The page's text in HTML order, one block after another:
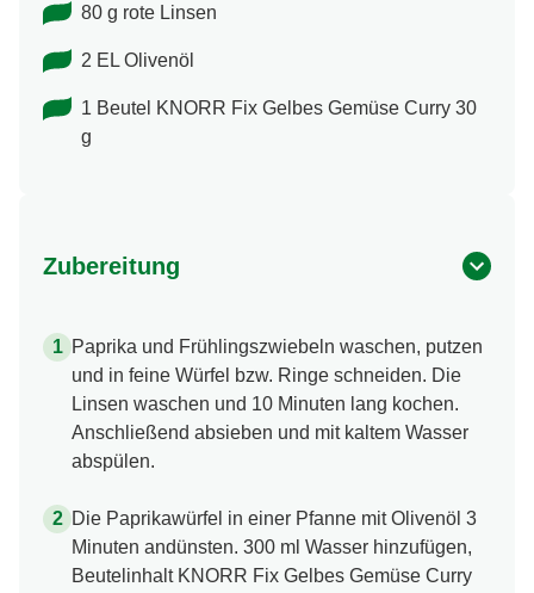
80 g rote Linsen
2 EL Olivenöl
1 Beutel KNORR Fix Gelbes Gemüse Curry 30
g
Zubereitung
Paprika und Frühlingszwiebeln waschen, putzen
und in feine Würfel bzw. Ringe schneiden. Die
Linsen waschen und 10 Minuten lang kochen.
Anschließend absieben und mit kaltem Wasser
abspülen.
Die Paprikawürfel in einer Pfanne mit Olivenöl 3
Minuten andünsten. 300 ml Wasser hinzufügen,
Beutelinhalt KNORR Fix Gelbes Gemüse Curry